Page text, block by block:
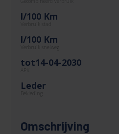
l/100 Km
l/100 Km
Verbruik snelweg
tot14-04-2030
Leder
Bekleding
Omschrijving